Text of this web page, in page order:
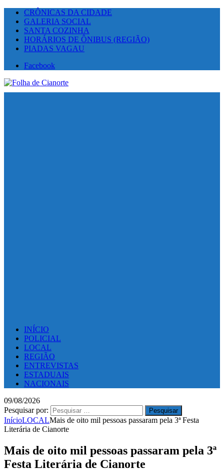
CRÔNICAS DA CIDADE
GALERIA SOCIAL
SANTA COZINHA
HORÁRIOS DE ÔNIBUS (REGIÃO)
PIADAS VAGAU
Facebook
INÍCIO
POLICIAL
LOCAL
REGIÃO
ENTREVISTAS
ESTADUAIS
NACIONAIS
09/08/2026
Pesquisar por:
InícioLOCALMais de oito mil pessoas passaram pela 3ª Festa
Literária de Cianorte
Mais de oito mil pessoas passaram pela 3ª
Festa Literária de Cianorte